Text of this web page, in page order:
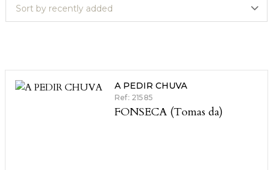
A PEDIR CHUVA
Ref: 21585
FONSECA (Tomas da)